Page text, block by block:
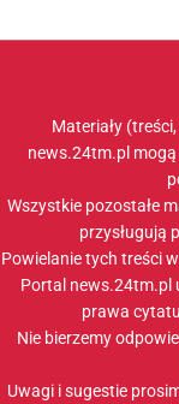
Materiały
news.24tm.pl
Wszystkie pozostałe
przysługują
Powielanie tych treści
Portal news.24tm.pl
prawa
Nie bierzemy
Uwagi i sugestie